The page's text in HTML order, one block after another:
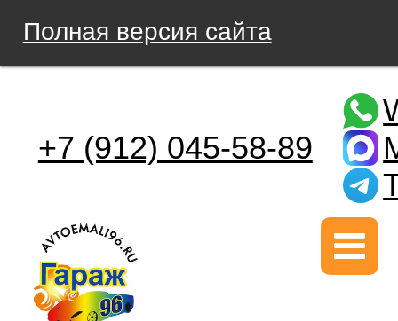
Полная версия сайта
+7 (912) 045-58-89